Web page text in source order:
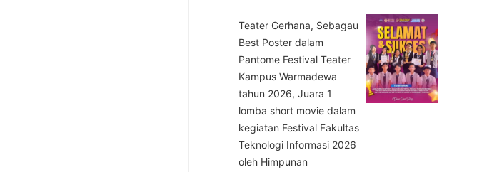
Teater Gerhana, Sebagau
Best Poster dalam
Pantome Festival Teater
Kampus Warmadewa
tahun 2026, Juara 1
lomba short movie dalam
kegiatan Festival Fakultas
Teknologi Informasi 2026
oleh Himpunan